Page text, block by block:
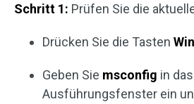
Schritt 1: Prüfen Sie die
Drücken Sie die Tasten
Geben Sie msconfig in das
Ausführungsfenster ein